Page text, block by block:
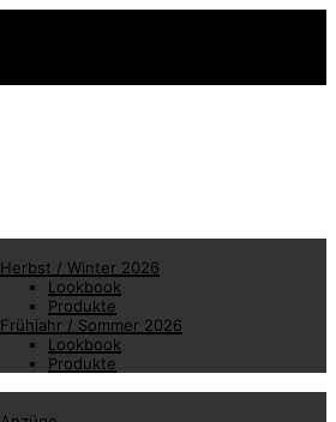
Herbst / Winter 2026
Lookbook
Produkte
Frühjahr / Sommer 2026
Lookbook
Produkte